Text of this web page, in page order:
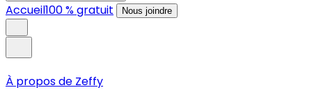
Accueil100 % gratuit Nous joindre
À propos de Zeffy